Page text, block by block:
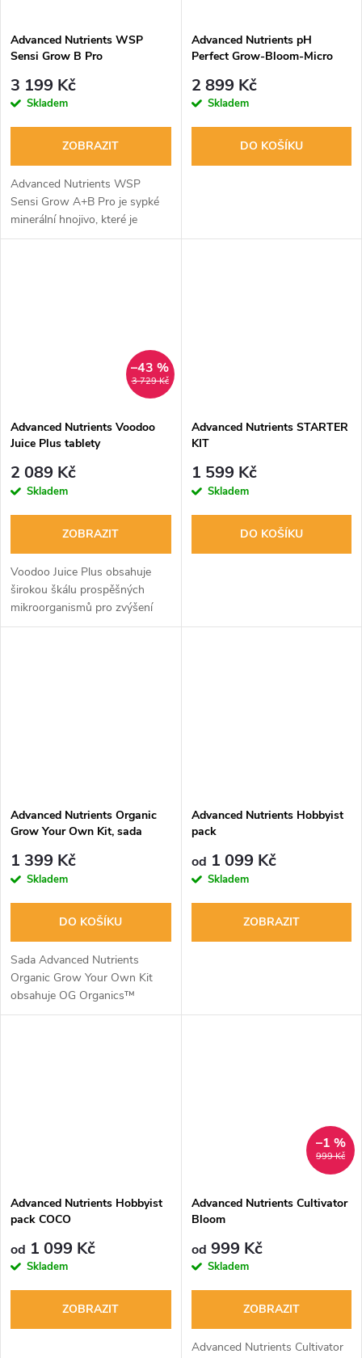
Advanced Nutrients WSP
Sensi Grow B Pro
3 199 Kč
Skladem
ZOBRAZIT
Advanced Nutrients WSP
Sensi Grow A+B Pro je sypké
minerální hnojivo, které je
navrženo speciálně pro růstové
Advanced Nutrients pH
Perfect Grow-Bloom-Micro
2 899 Kč
Skladem
DO KOŠÍKU
3 729 Kč
–43 %
Advanced Nutrients Voodoo
Juice Plus tablety
2 089 Kč
Skladem
ZOBRAZIT
Voodoo Juice Plus obsahuje
širokou škálu prospěšných
mikroorganismů pro zvýšení
kořenové hmoty, ochranu proti
Advanced Nutrients STARTER
KIT
1 599 Kč
Skladem
DO KOŠÍKU
Advanced Nutrients Organic
Grow Your Own Kit, sada
1 399 Kč
Skladem
DO KOŠÍKU
Sada Advanced Nutrients
Organic Grow Your Own Kit
obsahuje OG Organics™
Iguana Juice® Grow 250 ml &
Advanced Nutrients Hobbyist
pack
od 1 099 Kč
Skladem
ZOBRAZIT
Advanced Nutrients Hobbyist
pack COCO
od 1 099 Kč
Skladem
ZOBRAZIT
999 Kč
–1 %
Advanced Nutrients Cultivator
Bloom
od 999 Kč
Skladem
ZOBRAZIT
Advanced Nutrients Cultivator